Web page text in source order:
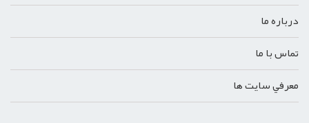
درباره ما
تماس با ما
معرفي سايت ها